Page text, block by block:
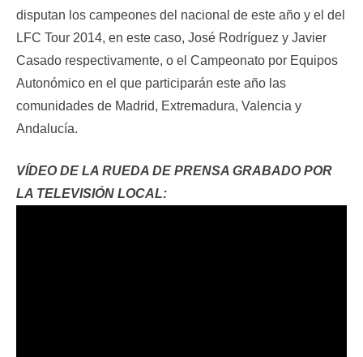
disputan los campeones del nacional de este año y el del
LFC Tour 2014, en este caso, José Rodríguez y Javier
Casado respectivamente, o el Campeonato por Equipos
Autonómico en el que participarán este año las
comunidades de Madrid, Extremadura, Valencia y
Andalucía.
VÍDEO DE LA RUEDA DE PRENSA GRABADO POR
LA TELEVISIÓN LOCAL: